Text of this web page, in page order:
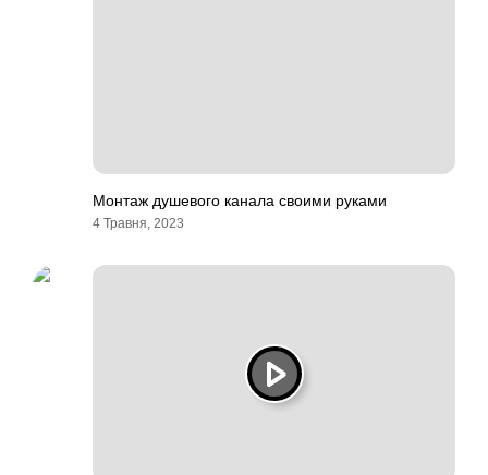
Монтаж душевого канала своими руками
4 Травня, 2023